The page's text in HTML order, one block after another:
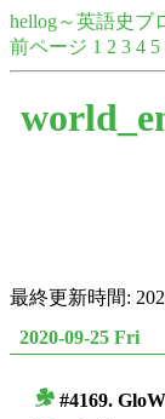
hellog～英語史ブ
前ページ 1 2 3 4 5
最終更新時間:
2020-09-25 Fri
#4169.